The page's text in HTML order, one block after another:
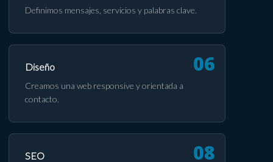
Definimos mensajes, servicios y palabras clave.
Diseño
Creamos una web responsive y orientada a
contacto.
SEO